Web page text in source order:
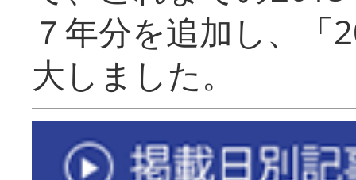
７年分を追加し、「
大しまし